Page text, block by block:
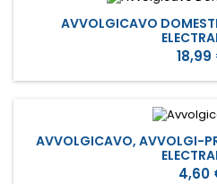
AVVOLGICAVO
18,99
AVVOLGICAVO, AVVOLGI-
4,60